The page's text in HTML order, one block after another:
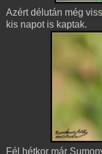
Azért délután még
kis napot is kaptak.
Fél hétkor már